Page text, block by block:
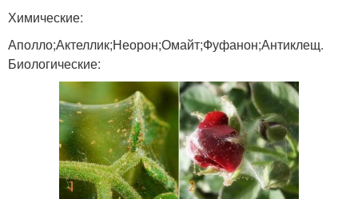
Химические:
Аполло;Актеллик;Неорон;Омайт;Фуфанон;Антиклещ.
Биологические: